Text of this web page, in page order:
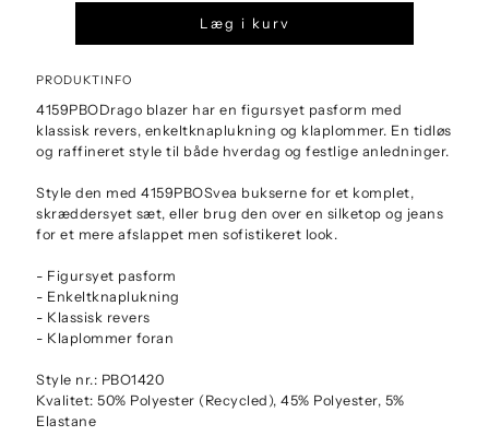
Læg i kurv
PRODUKTINFO
4159PBODrago blazer har en figursyet pasform med
klassisk revers, enkeltknaplukning og klaplommer. En tidløs
og raffineret style til både hverdag og festlige anledninger.
Style den med 4159PBOSvea bukserne for et komplet,
skræddersyet sæt, eller brug den over en silketop og jeans
for et mere afslappet men sofistikeret look.
- Figursyet pasform
- Enkeltknaplukning
- Klassisk revers
- Klaplommer foran
Style nr.: PBO1420
Kvalitet: 50% Polyester (Recycled), 45% Polyester, 5%
Elastane